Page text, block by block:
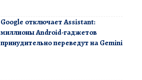
Google отключает Assistant:
миллионы Android-гаджетов
принудительно переведут на Gemini